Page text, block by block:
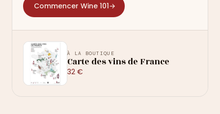
Commencer Wine 101→
À LA BOUTIQUE
Carte des vins de France
32 €